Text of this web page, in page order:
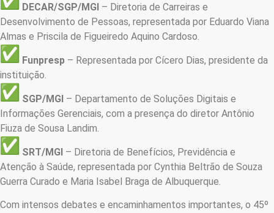
DECAR/SGP/MGI – Diretoria de Carreiras e
Desenvolvimento de Pessoas, representada por Eduardo Viana
Almas e Priscila de Figueiredo Aquino Cardoso.
Funpresp – Representada por Cícero Dias, presidente da
instituição.
SGP/MGI – Departamento de Soluções Digitais e
Informações Gerenciais, com a presença do diretor Antônio
Fiuza de Sousa Landim.
SRT/MGI – Diretoria de Benefícios, Previdência e
Atenção à Saúde, representada por Cynthia Beltrão de Souza
Guerra Curado e Maria Isabel Braga de Albuquerque.
Com intensos debates e encaminhamentos importantes, o 45º